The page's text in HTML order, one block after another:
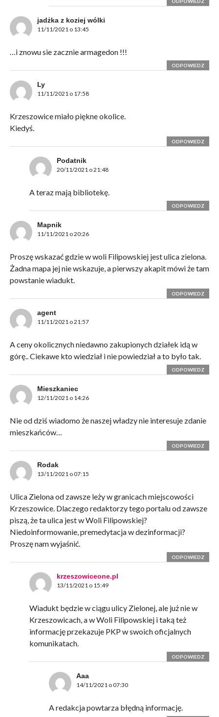
jadżka z koziej wólki
11/11/2021 o 13:45
…i znowu sie zacznie armagedon !!!
ODPOWIEDZ
Ly
11/11/2021 o 17:58
Krzeszowice miało piękne okolice.
Kiedyś.
ODPOWIEDZ
Podatnik
20/11/2021 o 21:48
A teraz mają bibliotekę.
ODPOWIEDZ
Mapnik
11/11/2021 o 20:26
Proszę wskazać gdzie w woli Filipowskiej jest ulica zielona.
Żadna mapa jej nie wskazuje, a pierwszy akapit mówi że tam
powstanie wiadukt.
ODPOWIEDZ
agent
11/11/2021 o 21:57
A ceny okolicznych niedawno zakupionych działek idą w
górę.. Ciekawe kto wiedział i nie powiedział a to było tak.
ODPOWIEDZ
Mieszkaniec
12/11/2021 o 14:26
Nie od dziś wiadomo że naszej władzy nie interesuje zdanie
mieszkańców…
ODPOWIEDZ
Rodak
13/11/2021 o 07:15
Ulica Zielona od zawsze leży w granicach miejscowości
Krzeszowice. Dlaczego redaktorzy tego portalu od zawsze
piszą, że ta ulica jest w Woli Filipowskiej?
Niedoinformowanie, premedytacja w dezinformacji?
Proszę nam wyjaśnić.
ODPOWIEDZ
krzeszowiceone.pl
13/11/2021 o 15:49
Wiadukt będzie w ciągu ulicy Zielonej, ale już nie w
Krzeszowicach, a w Woli Filipowskiej i taką też
informację przekazuje PKP w swoich oficjalnych
komunikatach.
ODPOWIEDZ
Aaa
14/11/2021 o 07:30
A redakcja powtarza błędną informację.